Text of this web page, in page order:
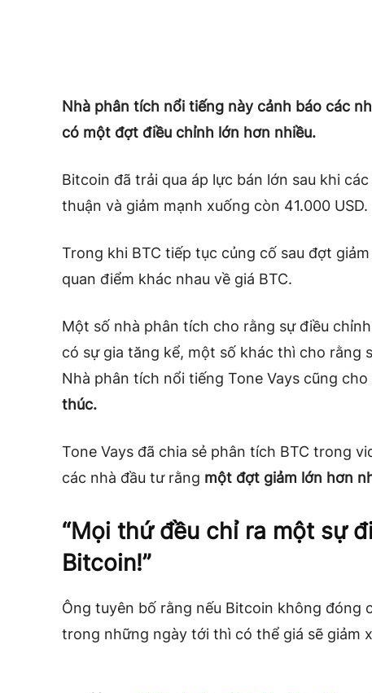
Nhà phân tích nổi tiếng này cảnh báo các
có một đợt điều chỉnh lớn hơn nhiều.
Bitcoin đã trải qua áp lực bán lớn sau khi
thuận và giảm mạnh xuống còn 41.000 USD.
Trong khi BTC tiếp tục củng cố sau đợt
quan điểm khác nhau về giá BTC.
Một số nhà phân tích cho rằng sự điều
có sự gia tăng kể, một số khác thì cho rằng
Nhà phân tích nổi tiếng Tone Vays cũng
thúc.
Tone Vays đã chia sẻ phân tích BTC trong
các nhà đầu tư rằng một đợt giảm lớn hơn
“Mọi thứ đều chỉ ra một sự
Bitcoin!”
Ông tuyên bố rằng nếu Bitcoin không đóng
trong những ngày tới thì có thể giá sẽ giảm